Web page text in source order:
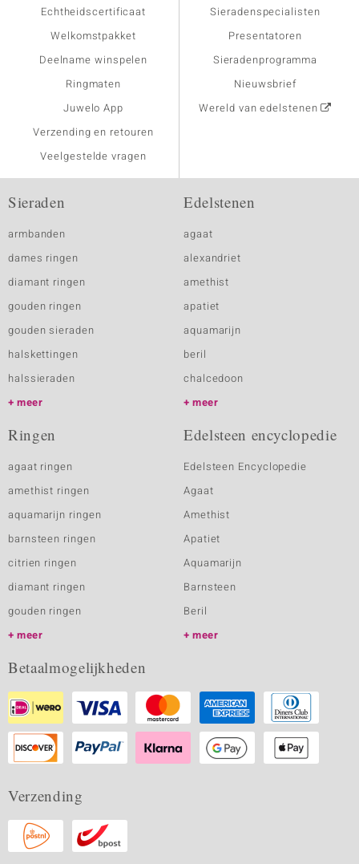
Echtheidscertificaat
Welkomstpakket
Deelname winspelen
Ringmaten
Juwelo App
Verzending en retouren
Veelgestelde vragen
Sieradenspecialisten
Presentatoren
Sieradenprogramma
Nieuwsbrief
Wereld van edelstenen
Sieraden
armbanden
dames ringen
diamant ringen
gouden ringen
gouden sieraden
halskettingen
halssieraden
meer
Edelstenen
agaat
alexandriet
amethist
apatiet
aquamarijn
beril
chalcedoon
meer
Ringen
agaat ringen
amethist ringen
aquamarijn ringen
barnsteen ringen
citrien ringen
diamant ringen
gouden ringen
meer
Edelsteen encyclopedie
Edelsteen Encyclopedie
Agaat
Amethist
Apatiet
Aquamarijn
Barnsteen
Beril
meer
Betaalmogelijkheden
Verzending